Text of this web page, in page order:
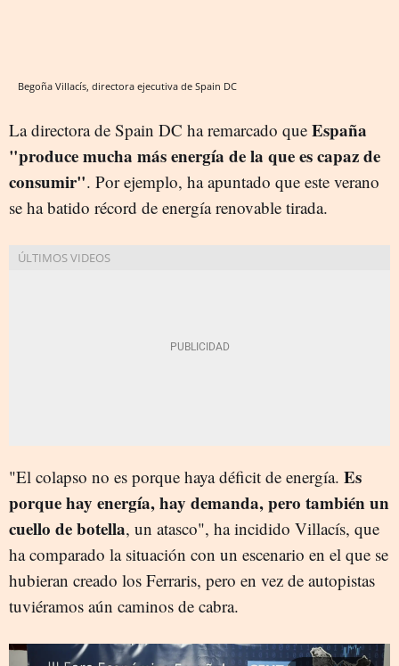
Begoña Villacís, directora ejecutiva de Spain DC
La directora de Spain DC ha remarcado que España
"produce mucha más energía de la que es capaz de
consumir". Por ejemplo, ha apuntado que este verano
se ha batido récord de energía renovable tirada.
"El colapso no es porque haya déficit de energía. Es
porque hay energía, hay demanda, pero también un
cuello de botella, un atasco", ha incidido Villacís, que
ha comparado la situación con un escenario en el que se
hubieran creado los Ferraris, pero en vez de autopistas
tuviéramos aún caminos de cabra.